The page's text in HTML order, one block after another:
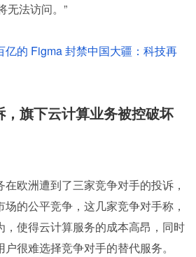
无法访问。”
亿的 Figma 封禁中国大疆：科技再
旗下云计算业务被控破坏
欧洲遭到了三家竞争对手的投诉，
的公平竞争，这几家竞争对手称，
，使得云计算服务的成本高昂，同时
很难选择竞争对手的替代服务。